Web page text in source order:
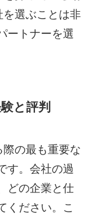
を選ぶことは非
ートナーを選
と評判
の最も重要な
す。会社の過
どの企業と仕
ください。こ